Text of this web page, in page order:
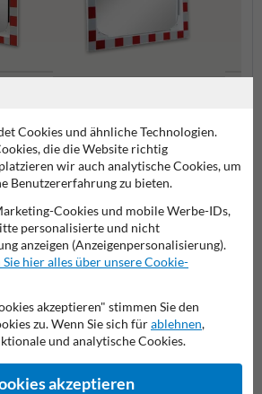
Verkehrsspiegel
an Anfahrschutzkaufen.de
Cookies und ähnliche Technologien.
die die Website richtig
wir auch analytische Cookies, um
Benutzererfahrung zu bieten.
Cookies und mobile Werbe-IDs,
personalisierte und nicht
anzeigen (Anzeigenpersonalisierung).
Sie hier alles über unsere Cookie-
akzeptieren" stimmen Sie den
zu. Wenn Sie sich fürablehnen,
und analytische Cookies.
akzeptieren